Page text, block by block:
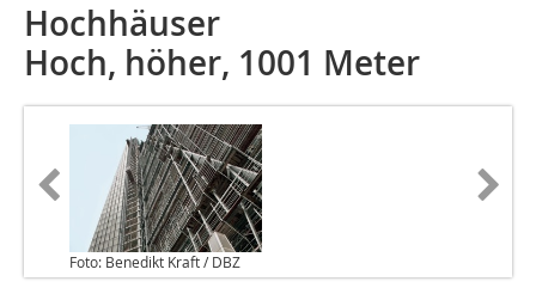
Hochhäuser
Hoch, höher, 1001 Meter
Foto: Benedikt Kraft / DBZ